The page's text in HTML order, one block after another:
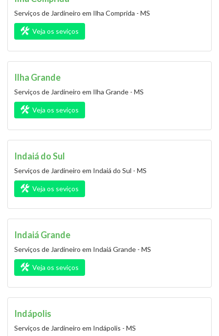
Serviços de Jardineiro em Ilha Comprida - MS
Veja os seviços
Ilha Grande
Serviços de Jardineiro em Ilha Grande - MS
Veja os seviços
Indaiá do Sul
Serviços de Jardineiro em Indaiá do Sul - MS
Veja os seviços
Indaiá Grande
Serviços de Jardineiro em Indaiá Grande - MS
Veja os seviços
Indápolis
Serviços de Jardineiro em Indápolis - MS